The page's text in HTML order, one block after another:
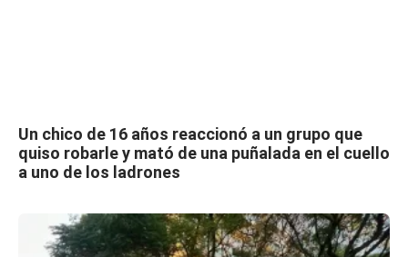
Un chico de 16 años reaccionó a un grupo que
quiso robarle y mató de una puñalada en el cuello
a uno de los ladrones